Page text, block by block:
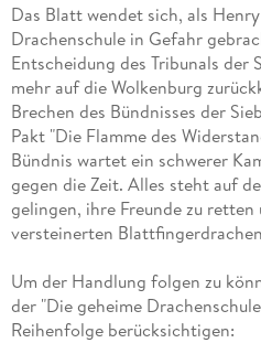
Das Blatt wendet sich, als
Drachenschule in Gefahr
Entscheidung des Tribunals
mehr auf die Wolkenburg
Brechen des Bündnisses der
Pakt "Die Flamme des
Bündnis wartet ein schwerer
gegen die Zeit. Alles steht auf
gelingen, ihre Freunde zu
versteinerten
Um der Handlung folgen zu
der "Die geheime
Reihenfolge berücksichtigen: